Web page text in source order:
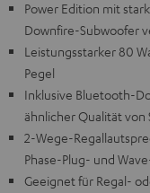
Power Edition mit
Downfire-Subwoofer
Leistungsstarker 80
Pegel
Inklusive Bluetooth-
ähnlicher Qualität von
2-Wege-
Phase-Plug- und
Geeignet für Regal-